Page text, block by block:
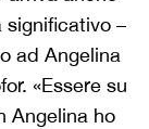
significativo –
ad Angelina
«Essere su
Angelina ho